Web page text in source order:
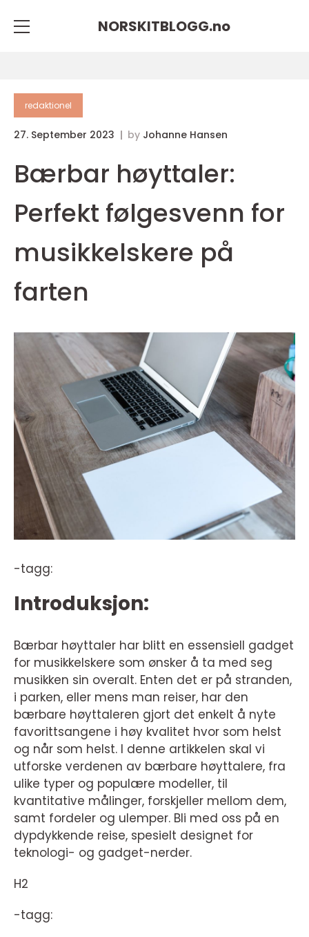
NORSKITBLOGG.no
redaktionel
27. September 2023 by Johanne Hansen
Bærbar høyttaler:
Perfekt følgesvenn for
musikkelskere på
farten
-tagg:
Introduksjon:
Bærbar høyttaler har blitt en essensiell gadget
for musikkelskere som ønsker å ta med seg
musikken sin overalt. Enten det er på stranden,
i parken, eller mens man reiser, har den
bærbare høyttaleren gjort det enkelt å nyte
favorittsangene i høy kvalitet hvor som helst
og når som helst. I denne artikkelen skal vi
utforske verdenen av bærbare høyttalere, fra
ulike typer og populære modeller, til
kvantitative målinger, forskjeller mellom dem,
samt fordeler og ulemper. Bli med oss på en
dypdykkende reise, spesielt designet for
teknologi- og gadget-nerder.
H2
-tagg: